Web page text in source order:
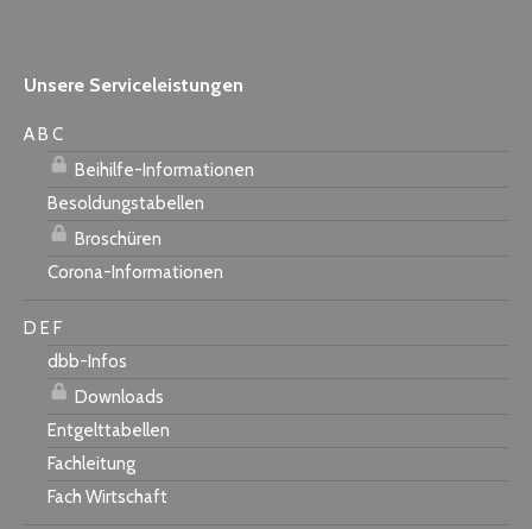
Unsere Serviceleistungen
A B C
Beihilfe-Informationen
Besoldungstabellen
Broschüren
Corona-Informationen
D E F
dbb-Infos
Downloads
Entgelttabellen
Fachleitung
Fach Wirtschaft